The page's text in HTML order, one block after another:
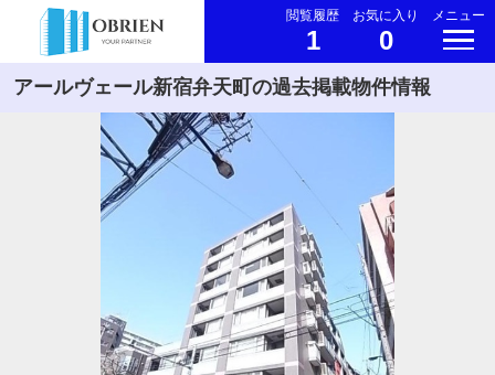
閲覧履歴
1
お気に入り
0
メニュー
アールヴェール新宿弁天町の過去掲載物件情報